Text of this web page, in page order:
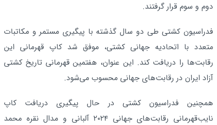
دوم و سوم قرار گرفتند.
فدراسیون کشتی طی دو سال گذشته با پیگیری مستمر و مکاتبات
متعدد با اتحادیه جهانی کشتی، موفق شد کاپ قهرمانی این
رقابت‌ها را دریافت کند. این عنوان، هفتمین قهرمانی تاریخ کشتی
آزاد ایران در رقابت‌های جهانی محسوب می‌شود.
همچنین فدراسیون کشتی در حال پیگیری دریافت کاپ
نایب‌قهرمانی رقابت‌های جهانی ۲۰۲۴ آلبانی و مدال نقره محمد